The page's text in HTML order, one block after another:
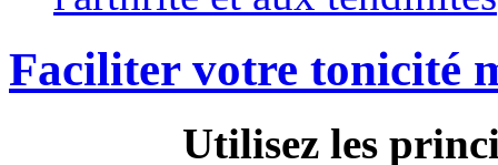
Faciliter votre tonicité
Utilisez les